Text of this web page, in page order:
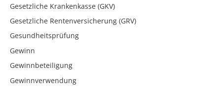
Gesetzliche Krankenkasse (GKV)
Gesetzliche Rentenversicherung (GRV)
Gesundheitsprüfung
Gewinn
Gewinnbeteiligung
Gewinnverwendung